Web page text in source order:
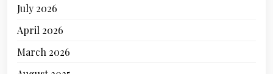
July 2026
April 2026
March 2026